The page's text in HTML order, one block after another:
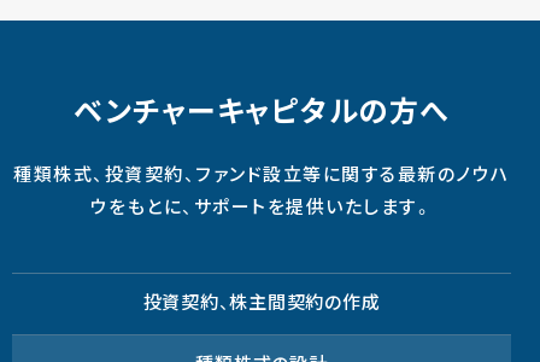
ベンチャーキャピタルの方へ
種類株式、投資契約、ファンド設立等に関する最新のノウハ
ウをもとに、サポートを提供いたします。
投資契約、株主間契約の作成